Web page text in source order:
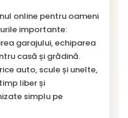
online pentru oameni
importante:
garajului, echiparea
casă și grădină.
auto, scule și unelte,
liber și
simplu pe